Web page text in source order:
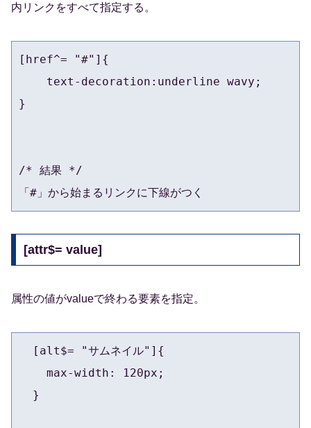
内リンクをすべて指定する。
[href^= "#"]{
    text-decoration:underline wavy;
}
/* 結果 */
「#」から始まるリンクに下線がつく
[attr$= value]
属性の値がvalueで終わる要素を指定。
  [alt$= "サムネイル"]{
    max-width: 120px;
  }